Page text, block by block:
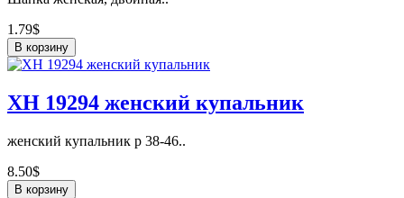
1.79$
В корзину
ХН 19294 женский купальник
женский купальник р 38-46..
8.50$
В корзину